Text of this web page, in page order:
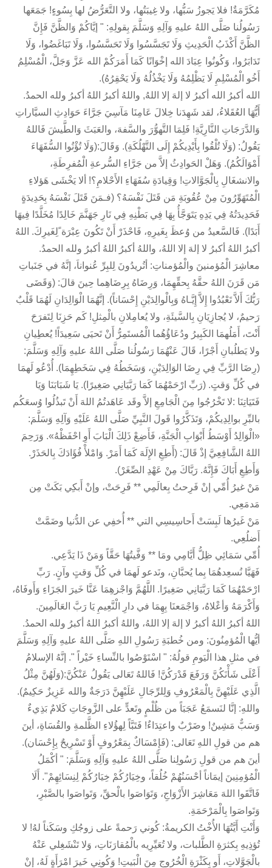
مُكَرَّمَةٌ! فلا يَجوزُ سَبُّها، ولا غِيبَتُها، ولا التَّعَرُّضُ لها بِسُوءٍ! جَمَعَها
رَسُولُنا صَلَّى اللهُ عليهِ وَآلِهِ وَسَلَّمَ بِقولِهِ: " إيَّاكُمْ وَالظَّنَّ فَإِنَّ
الظَّنَّ أَكْذَبُ الْحَدِيثِ وَلَا تَجَسَّسُوا وَلَا تَحَسَّسُوا، وَلَا تَبَاغَضُوا، وَلَا
تَدَابَرُوا، وَكُونُوا عِبَادَ الله إخْوَانًا كَمَا أَمَرَكُمْ الله عَزَّ وَجَلَّ، الْمُسْلِمُ
أَخُو الْمُسْلِمِ لَا يَظْلِمُهُ وَلَا يَخْذُلُهُ وَلَا يَحْقِرُهُ).
الله أكبرُ الله أكبرُ لا إلهَ إلا اللهُ, واللهُ أكبرُ اللهُ أكبرُ ولله الحمدُ.
أَيُّهَا العُقَلاءُ، لقد شَهِدَنا خِلالَ عَامِنَا مَآسِيَ جَرَّاءَ حَوَادِثِ السيَّاراتِ
وَالدَّرَجَاتِ النَّارِيَّةِ! فَلِمَا التَّهوُّرَ والسَّفهَ، والعَبَثَ وَالطَّيشَ فَاللهُ
يَقُولُ: (وَلَا تُلْقُوا بِأَيْدِيكُمْ إِلَى التَّهْلُكَةِ). وَقَالَ:(وَلَا تُؤْتُوا السُّفَهَاءَ
أَمْوَالَكُمُ). وَهَلْ الحَوادِثُ إلاَّ من جَرَّاءِ السُّرعةِ الْمُفرِطَةِ،
والانشغَالِ بِالْجَوَّالاتِ! وَقِيادَةِ سُفَهَاءِ الأَحْلامِ؟! ألا يَخْشَى هَؤلاءِ
الْمُتَهَوِّرُونَ مِنْ عُقُوبَةِ مَن قَتَلَ نَفْسَهُ؟ (فـمَنَ قَتَلَ نَفْسَهُ بِحَدِيدَةٍ
فَحَدِيدَتُهُ فِي يَدِهِ يَتَوَجَّأُ بِهَا فِي بَطْنِهِ فِي نَارِ جَهَنَّمَ خَالِدًا مُخَلَّدًا فِيهَا
أَبَدًا). فَالسَّعيدُ من وُعظَ بِغَيرِهِ، فَاحْذَرْ أَنْ تَكُونَ عِبْرَة ًلِغَيرِكَ. اللهُ
أكبرُ اللهُ أكبرُ لا إلهَ إلا اللهُ، واللهُ أكبرُ اللهُ أكبرُ ولله الحمدُ.
معاشِرَ الْمُؤمنينَ والْمُؤمناتِ: أتُريدُونَ لِلبِرِّ عُنواناَ، إنَّهُ في جَنَباتِ
مَن قَرَنَ اللهُ حقَّهُ بِحقِّهِمَا، وَرِضَاهُ بِرِضَاهِما حِينَ قالَ: (وَقَضَى
رَبُّكَ أَلاَّ تَعْبُدُوا إِلاَّ إِيَّـاهُ وَبِالْوالِدَيْنِ إِحْسَاناً). إنَّهُمَا الْوَالِدَانِ لَهُمَا قَلْبٌ
رَحيمٌ، لا يُجازِيَانِ بِالسَّيئَةِ، ولا يُعامِلانِ بالْمِثلِ! كَم حَزِنَا لِتَفرَحَ
أَنْتَ، أَمَلُهمَا الكَبِيرُ ودُعَاؤُهُما الْمُستَمِرُّ أَنْ تَحيَى سَعِيدَاً! يُعطِيانِ
ولا يَطلُبانِ أَجْرًا، قَالَ عَنْهُمَا رَسُولُنا صَلَّى اللهُ عليهِ وَآلِهِ وَسَلَّمَ:
(رِضَا الرَّبِّ فِي رِضَا الوَالِدَيْنِ، وَسَخَطُهُ فِي سَخَطِهِمَا). أُدْعُو لَهمَا
في كُلِّ وَقتٍ. (رَبِّ ارْحَمْهُمَا كَمَا رَبَّيَانِي صَغِيرًا). يَا شَبَابَنَا وَيَا
فَتَيَاتِنَا :لا تَخْرُجُوا مِنَ الْجَامِعِ إلاَّ وقَد عَاهَدتُمُ اللهَ أَنْ تَبذُلُوا وُسعَكُم
بالبِّرِ بوالِدِيكُمْ، وَتَذَكَّرُوا قَولَ النَّبِيِّ صَلَّى اللهُ عَلَيْهِ وَآلِهِ وَسَلَّمَ:
«الْوَالِدُ أَوْسَطُ أَبْوَابِ الْجَنَّةِ، فَأَضِعْ ذَلِكَ الْبَابَ أَوِ احْفَظْهُ». وَرَحِمَ
اللهُ الشَّافِعِيَّ إذْ قَالَ: (أَطِعِ الإِلَهَ كَمَا أَمَرْ. وَامْلأْ فُؤَادَكَ بِالحَذَرْ.
وَأَطِعِ أَبَاكَ فَإِنَّهُ. رَبَّاكَ مِنْ عَهْدِ الصِّغَرْ).
مَنْ غيرُ أُمِّي إنْ فَرِحتُ بِعالَمِي ** فَرِحَتْ، وإنْ أَبكِي بَكَتْ مِن
مَدمَعِي.
مَنْ غَيرُها لَبِسَتْ أَحاسِيسِي التي ** أُخفِي عن الدُّنيا وضَمَّتْ
أَضلُعِي.
أُمِّي سَمَائِي ظِلُّ أَيَّامِي ومَا ** وَفَّيتُهَا حَقَّاً وَمَنْ ذَا يَدَّعِي.
فَهَيَّا نُسعِدهُمَا بِما يُحبَّانِ، ونَدعو لَهمَا في كُلِّ وَقتٍ وآنٍ. رَبِّ
ارْحَمْهُمَا كَمَا رَبَّيَانِي صَغِيرًا. اللَّهُمَّ وَاجْزهِمَا عَنَّا خَيرَ الجَزَاءِ وَأَوفَاهُ،
وَأَكْرَمَهُ وَأعْلاهُ، وَاجْمَعنَا بِهِمَا في دارِ الْنَّعِيمِ يَا رَبَّ العَالَمِينَ.
اللهُ أكبرُ اللهُ أكبرُ لا إلهَ إلا اللهُ، واللهُ أكبرُ اللهُ أكبرُ ولله الحمدُ.
أيُّها الْمُؤمِنُونَ: ومن خُطبَةِ رَسُولِ اللهِ صَلَّى اللهُ عليهِ وَآلِهِ وَسَلَّمَ
في مثلِ هذا الْيَومِ قولُهُ: " اسْتَوْصُوا بالنِّساءِ خَيْراً ". إنَّهُ الإسلامُ
أَعْلَى شَأْنَكُنَّ وَرَفَعَ قَدْرَكُنَّ! فَاللهُ تَعَالى يَقُولُ عَنْكُنَّ:(وَلَهُنَّ مِثْلُ
الَّذِي عَلَيْهِنَّ بِالْمَعْرُوفِ وَلِلرِّجَالِ عَلَيْهِنَّ دَرَجَةٌ والله عَزِيزٌ حَكِيمٌ).
واللهِ: إنَّا لنَسمَعُ عَجَبَاً من ظُلْمٍ وتَعدٍّ على الزَّوجَاتِ كَلامٌ بَذِيءٌ
وَسَبٌّ مَشِينٌ! وضَرْبٌ واعتِدَاءٌ! فَتَبَّاً لِهؤُلاءِ الظَّلمةِ والقُسَاةِ، أينَ
هم من قولِ اللهِ تَعَالى: (فَإِمْسَاكٌ بِمَعْرُوفٍ أَوْ تَسْرِيحٌ بِإِحْسَان).
أينَ هم من قولِ رَسُولِنا صَلَّى اللهُ عليهِ وَآلِهِ وَسَلَّمَ: " أكْمَلُ
الْمُؤمِنِينَ إيمَاناً أحْسَنُهُمْ خُلُقاً، وخِيَارُكُمْ خِيَارُكُمْ لِنِسَائِهِمْ". أَلَا
فَاتَّقَوا اللهَ مَعَاشِرَ الأَزْوَاجِ، وَتَوَاصَوا بالْحقِّ، وَتَواصَوا بالصَّبْرِ،
وَتَواصَوا بِالْمَرْحَمَةِ.
وَأَنْتِ أَيَّتُهَا الأُخْتُ الكريمةُ: كُوني رَحمةً على زوجُكِ وسَكَناً لهُ! لا
تُؤذِيهِ بِكثرَةِ الطَّلبات، ولا تُعَيِّرِيه بالْمُقارَنَاتِ، وَلا تَنْشَغِلي عَنْهُ
بالْجَوَّلاتِ، أَو بِكَثْرَةِ الْخُرُوجِ مِنَ الْبَيتِ! وَكُونِي خَيرَ امْرَأَةٍ لَهُ، إنْ